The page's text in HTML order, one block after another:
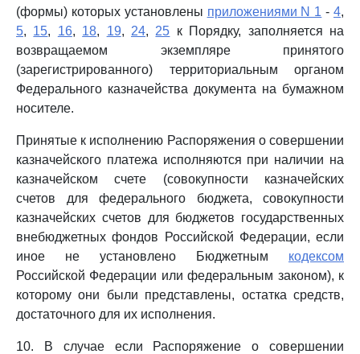
(формы) которых установлены приложениями N 1 -4,
5, 15, 16, 18, 19, 24, 25 к Порядку, заполняется на
возвращаемом экземпляре принятого
(зарегистрированного) территориальным органом
Федерального казначейства документа на бумажном
носителе.
Принятые к исполнению Распоряжения о совершении
казначейского платежа исполняются при наличии на
казначейском счете (совокупности казначейских
счетов для федерального бюджета, совокупности
казначейских счетов для бюджетов государственных
внебюджетных фондов Российской Федерации, если
иное не установлено Бюджетным кодексом
Российской Федерации или федеральным законом), к
которому они были представлены, остатка средств,
достаточного для их исполнения.
10. В случае если Распоряжение о совершении